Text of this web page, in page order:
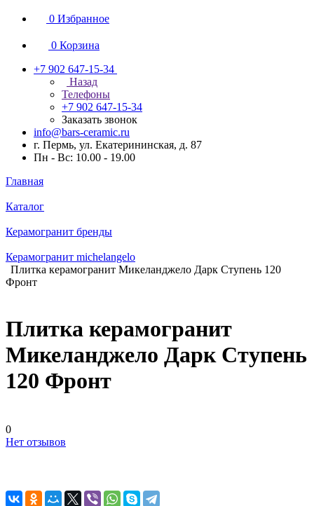
0 Избранное
0 Корзина
+7 902 647-15-34
Назад
Телефоны
+7 902 647-15-34
Заказать звонок
info@bars-ceramic.ru
г. Пермь, ул. Екатерининская, д. 87
Пн - Вс: 10.00 - 19.00
Главная
Каталог
Керамогранит бренды
Керамогранит michelangelo
Плитка керамогранит Микеланджело Дарк Ступень 120
Фронт
Плитка керамогранит
Микеланджело Дарк Ступень
120 Фронт
0
Нет отзывов